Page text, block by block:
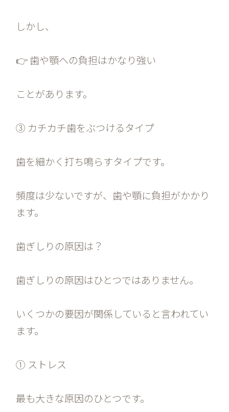
しかし、
👉 歯や顎への負担はかなり強い
ことがあります。
③ カチカチ歯をぶつけるタイプ
歯を細かく打ち鳴らすタイプです。
頻度は少ないですが、歯や顎に負担がかかり
ます。
歯ぎしりの原因は？
歯ぎしりの原因はひとつではありません。
いくつかの要因が関係していると言われてい
ます。
① ストレス
最も大きな原因のひとつです。